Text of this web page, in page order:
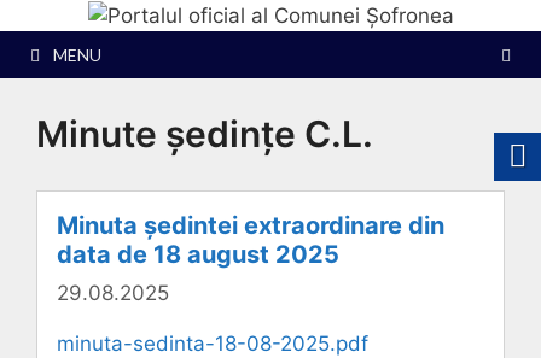
conținut
MENU
Minute ședințe C.L.
Minuta ședintei extraordinare din
data de 18 august 2025
29.08.2025
minuta-sedinta-18-08-2025.pdf